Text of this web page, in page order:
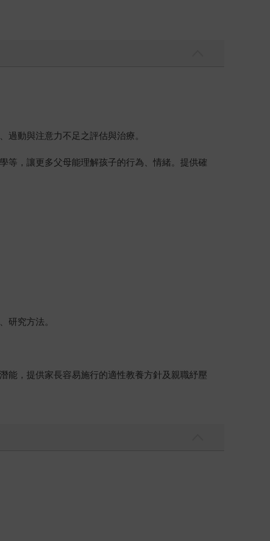
動與注意力不足之評估與治療。
等，讓更多父母能理解孩子的行為、情緒。提供確
研究方法。
能，提供家長容易施行的適性教養方針及親職紓壓